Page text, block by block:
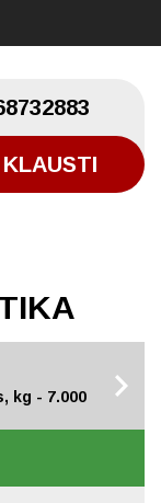
Krovumas, kg - 7.000